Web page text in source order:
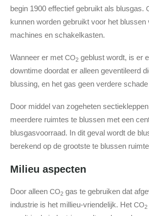
begin 1900 effectief gebruikt als blusgas.
kunnen worden gebruikt voor het blussen
machines en schakelkasten.
Wanneer er met CO2 geblust wordt, is er
downtime doordat er alleen geventileerd
blussing, en het gas geen verdere
Door middel van zogeheten
meerdere ruimtes te blussen met een
blusgasvoorraad. In dit geval wordt de
berekend op de grootste te blussen
Milieu aspecten
Door alleen CO2 gas te gebruiken dat
industrie is het millieu-vriendelijk. Het CO2